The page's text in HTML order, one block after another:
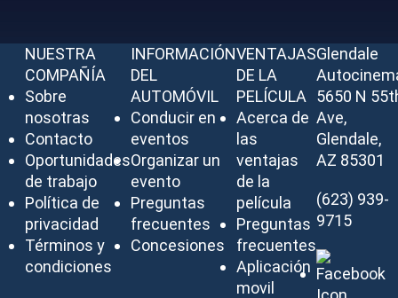
NUESTRA
COMPAÑÍA
Sobre
nosotras
Contacto
Oportunidades
de trabajo
Política de
privacidad
Términos y
condiciones
INFORMACIÓN
DEL
AUTOMÓVIL
Conducir en
eventos
Organizar un
evento
Preguntas
frecuentes
Concesiones
VENTAJAS
DE LA
PELÍCULA
Acerca de
las
ventajas
de la
película
Preguntas
frecuentes
Aplicación
movil
Glendale
5650 N
Ave,
Glendale,
AZ 85301
(623) 939-
9715